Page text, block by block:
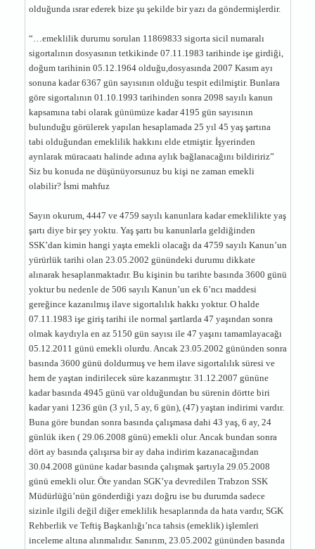
olduğunda ısrar ederek bize şu şekilde bir yazı da göndermişlerdir.
“…emeklilik durumu sorulan 11869833 sigorta sicil numaralı
sigortalının dosyasının tetkikinde 07.11.1983 tarihinde işe girdiği,
doğum tarihinin 05.12.1964 olduğu,dosyasında 2007 Kasım ayı
sonuna kadar 6367 gün sayısının olduğu tespit edilmiştir. Bunlara
göre sigortalının 01.10.1993 tarihinden sonra 2098 sayılı kanun
kapsamına tabi olarak günümüze kadar 4195 gün sayısının
bulunduğu görülerek yapılan hesaplamada 25 yıl 45 yaş şartına
tabi olduğundan emeklilik hakkını elde etmiştir. İşyerinden
ayrılarak müracaatı halinde adına aylık bağlanacağını bildiririz”
Siz bu konuda ne düşünüyorsunuz bu kişi ne zaman emekli
olabilir? İsmi mahfuz
Sayın okurum, 4447 ve 4759 sayılı kanunlara kadar emeklilikte yaş
şartı diye bir şey yoktu. Yaş şartı bu kanunlarla geldiğinden
SSK’dan kimin hangi yaşta emekli olacağı da 4759 sayılı Kanun’un
yürürlük tarihi olan 23.05.2002 günündeki durumu dikkate
alınarak hesaplanmaktadır. Bu kişinin bu tarihte basında 3600 günü
yoktur bu nedenle de 506 sayılı Kanun’un ek 6’ncı maddesi
gereğince kazanılmış ilave sigortalılık hakkı yoktur. O halde
07.11.1983 işe giriş tarihi ile normal şartlarda 47 yaşından sonra
olmak kaydıyla en az 5150 gün sayısı ile 47 yaşını tamamlayacağı
05.12.2011 günü emekli olurdu. Ancak 23.05.2002 gününden sonra
basında 3600 günü doldurmuş ve hem ilave sigortalılık süresi ve
hem de yaştan indirilecek süre kazanmıştır. 31.12.2007 gününe
kadar basında 4945 günü var olduğundan bu sürenin dörtte biri
kadar yani 1236 gün (3 yıl, 5 ay, 6 gün), (47) yaştan indirimi vardır.
Buna göre bundan sonra basında çalışmasa dahi 43 yaş, 6 ay, 24
günlük iken ( 29.06.2008 günü) emekli olur. Ancak bundan sonra
dört ay basında çalışırsa bir ay daha indirim kazanacağından
30.04.2008 gününe kadar basında çalışmak şartıyla 29.05.2008
günü emekli olur. Öte yandan SGK’ya devredilen Trabzon SSK
Müdürlüğü’nün gönderdiği yazı doğru ise bu durumda sadece
sizinle ilgili değil diğer emeklilik hesaplarında da hata vardır, SGK
Rehberlik ve Teftiş Başkanlığı’nca tahsis (emeklik) işlemleri
inceleme altına alınmalıdır. Sanırım, 23.05.2002 gününden basında